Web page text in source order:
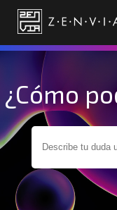
¿Cómo